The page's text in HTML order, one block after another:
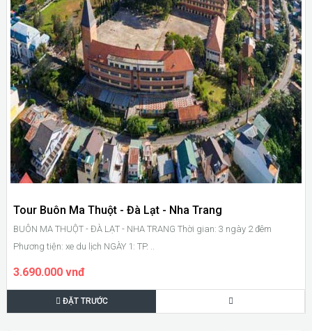
Tour Buôn Ma Thuột - Đà Lạt - Nha Trang
BUÔN MA THUỘT - ĐÀ LẠT - NHA TRANG Thời gian: 3 ngày 2 đêm
Phương tiện: xe du lịch NGÀY 1: TP. ..
3.690.000 vnđ
ĐẶT TRƯỚC